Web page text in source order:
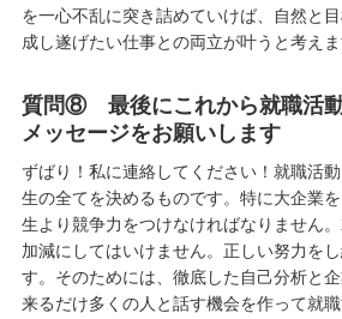
を一心不乱に突き詰めていけば、自然と
成し遂げたい仕事との両立が叶うと考えま
質問⑧ 最後にこれから就職活
メッセージをお願いします
ずばり！私に連絡してください！就職活
生の全てを決めるものです。特に大企業
生より競争力をつけなければなりません
加減にしてはいけません。正しい努力を
す。そのためには、徹底した自己分析と
来るだけ多くの人と話す機会を作って就職